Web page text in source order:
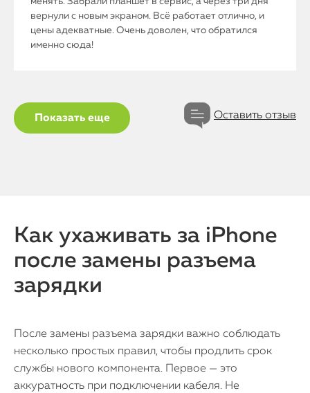
iMac
О нас
вернули с новым экраном. Всё работает отлично, и
цены адекватные. Очень доволен, что обратился
именно сюда!
Показать еще Оставить отзыв
Как ухаживать за iPhone
после замены разъема
зарядки
После замены разъема зарядки важно соблюдать
несколько простых правил, чтобы продлить срок
службы нового компонента. Первое — это
аккуратность при подключении кабеля. Не